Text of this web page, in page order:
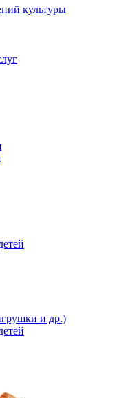
культуры
и др.)